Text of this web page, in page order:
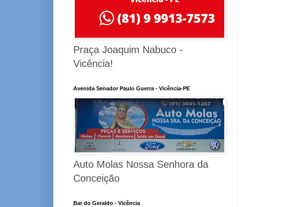
Praça Joaquim Nabuco -
Vicência!
Avenida Senador Paulo Guerra - Vicência-PE
Auto Molas Nossa Senhora da
Conceição
Bar do Geraldo - Vicência